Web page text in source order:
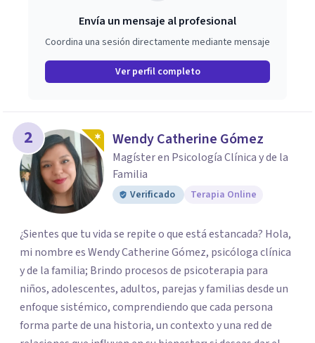
Envía un mensaje al profesional
Coordina una sesión directamente mediante mensaje
Ver perfil completo
2 Wendy Catherine Gómez
Magíster en Psicología Clínica y de la
Familia
Verificado Terapia Online
¿Sientes que tu vida se repite o que está estancada? Hola,
mi nombre es Wendy Catherine Gómez, psicóloga clínica
y de la familia; Brindo procesos de psicoterapia para
niños, adolescentes, adultos, parejas y familias desde un
enfoque sistémico, comprendiendo que cada persona
forma parte de una historia, un contexto y una red de